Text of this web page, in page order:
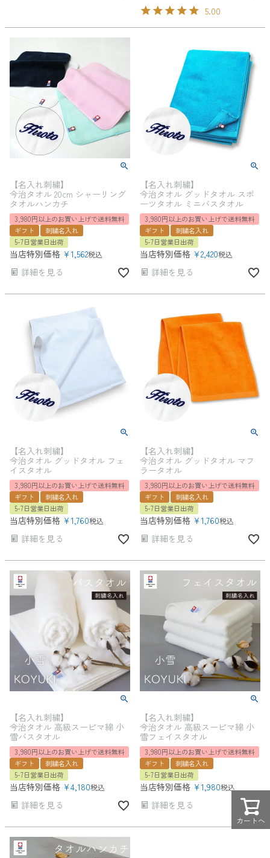
5.00
【名入れ刺繍】
今治タオル 20cm シャーリング
タオルハンカチ
3,980円以上のお買い上げで送料無料
ギフト
刺繍名入れ
5-7日営業日出荷
当店特別価格 ¥1,562税込
詳細を見る
【名入れ刺繍】
今治タオル グッドタオル スポ
ーツタオル ミニバスタオル
3,980円以上のお買い上げで送料無料
ギフト
刺繍名入れ
5-7日営業日出荷
当店特別価格 ¥2,420税込
詳細を見る
【名入れ刺繍】
今治タオル グッドタオル フェ
イスタオル
3,980円以上のお買い上げで送料無料
ギフト
刺繍名入れ
5-7日営業日出荷
当店特別価格 ¥1,760税込
詳細を見る
【名入れ刺繍】
今治タオル グッドタオル マフ
ラータオル
3,980円以上のお買い上げで送料無料
ギフト
刺繍名入れ
5-7日営業日出荷
当店特別価格 ¥1,760税込
詳細を見る
【名入れ刺繍】
今治タオル 高級スーピマ綿 小
雪バスタオル
3,980円以上のお買い上げで送料無料
ギフト
刺繍名入れ
5-7日営業日出荷
当店特別価格 ¥4,180税込
詳細を見る
【名入れ刺繍】
今治タオル 高級スーピマ綿 小
雪フェイスタオル
3,980円以上のお買い上げで送料無料
ギフト
刺繍名入れ
5-7日営業日出荷
当店特別価格 ¥1,980税込
詳細を見る
カートへ